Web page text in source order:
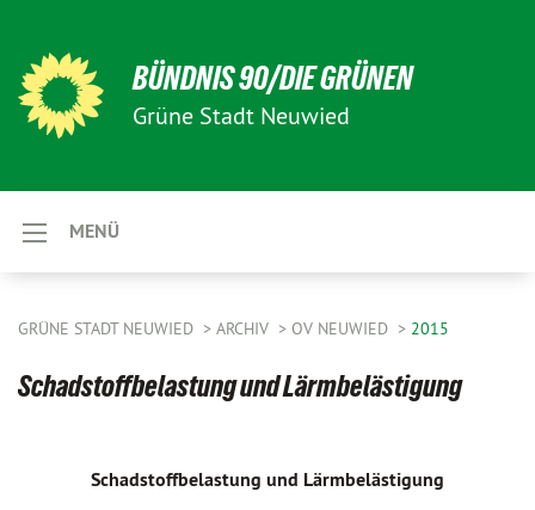
BÜNDNIS 90/DIE GRÜNEN
Grüne Stadt Neuwied
MENÜ
GRÜNE STADT NEUWIED ARCHIV OV NEUWIED 2015
Schadstoffbelastung und Lärmbelästigung
Schadstoffbelastung und Lärmbelästigung